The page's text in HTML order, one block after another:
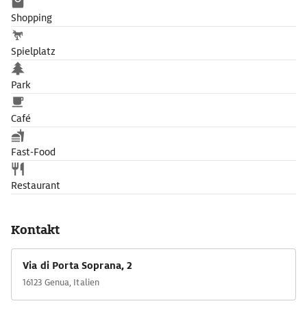
Shopping
Spielplatz
Park
Café
Fast-Food
Restaurant
Kontakt
Via di Porta Soprana, 2
16123 Genua, Italien